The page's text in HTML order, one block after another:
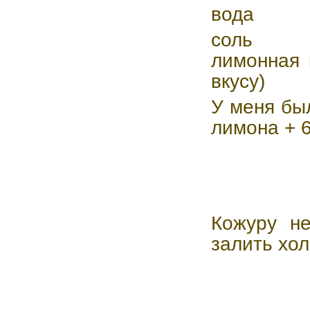
вода
соль
лимонная
вкусу)
У меня
лимона +
Кожуру
залить